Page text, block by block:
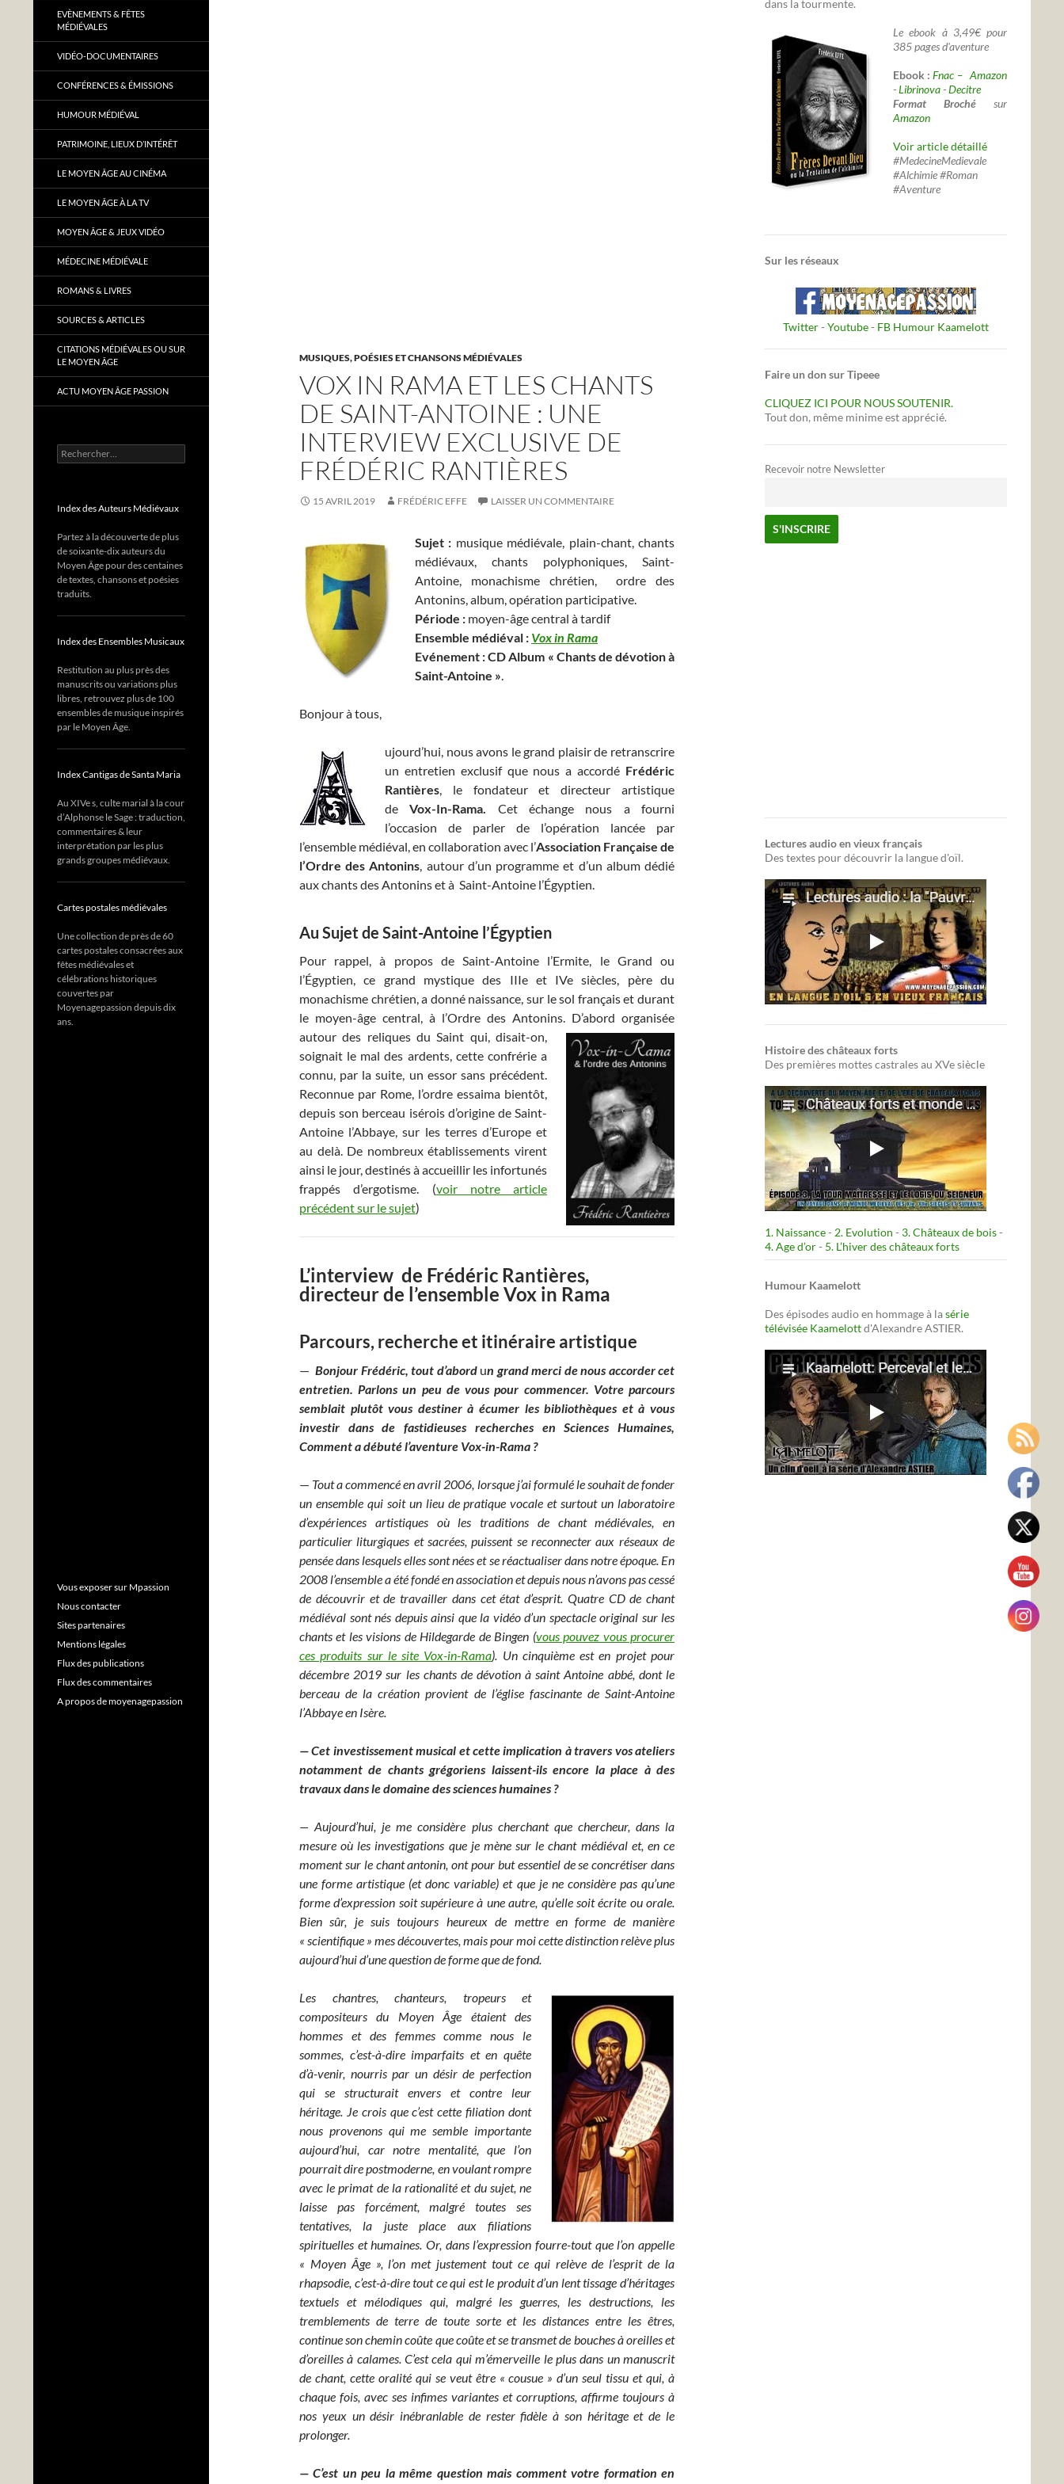
MUSIQUES, POÉSIES ET CHANSONS MÉDIÉVALES
VOX IN RAMA ET LES CHANTS
DE SAINT-ANTOINE : UNE
INTERVIEW EXCLUSIVE DE
FRÉDÉRIC RANTIÈRES
15 AVRIL 2019 FRÉDÉRIC EFFE LAISSER UN COMMENTAIRE
Sujet : musique médiévale, plain-chant, chants
médiévaux, chants polyphoniques, Saint-
Antoine, monachisme chrétien, ordre des
Antonins, album, opération participative.
Période : moyen-âge central à tardif
Ensemble médiéval : Vox in Rama
Evénement : CD Album « Chants de dévotion à
Saint-Antoine ».
Bonjour à tous,
ujourd’hui, nous avons le grand plaisir de retranscrire
un entretien exclusif que nous a accordé Frédéric
Rantières, le fondateur et directeur artistique
deVox-In-Rama. Cet échange nous a fourni
l’occasion de parler de l’opération lancée par
l’ensemble médiéval, en collaboration avec l’Association Française de
l’Ordre des Antonins, autour d’un programme et d’un album dédié
aux chants des Antonins et à Saint-Antoine l’Égyptien.
Au Sujet de Saint-Antoine l’Égyptien
Pour rappel, à propos de Saint-Antoine l’Ermite, le Grand ou
l’Égyptien, ce grand mystique des IIIe et IVe siècles, père du
monachisme chrétien, a donné naissance, sur le sol français et durant
le moyen-âge central, à l’Ordre des Antonins. D’abord organisée
autour des reliques du Saint qui, disait-on,
soignait le mal des ardents, cette confrérie a
connu, par la suite, un essor sans précédent.
Reconnue par Rome, l’ordre essaima bientôt,
depuis son berceau isérois d’origine de Saint-
Antoine l’Abbaye, sur les terres d’Europe et
au delà. De nombreux établissements virent
ainsi le jour, destinés à accueillir les infortunés
frappés d’ergotisme. (voir notre article
précédent sur le sujet)
L’interview de Frédéric Rantières,
directeur de l’ensemble Vox in Rama
Parcours, recherche et itinéraire artistique
— Bonjour Frédéric, tout d’abordun grand merci de nous accorder cet
entretien.Parlons un peu de vous pour commencer. Votre parcours
semblait plutôt vous destiner à écumer les bibliothèques et à vous
investir dans de fastidieuses recherches en Sciences Humaines,
Comment a débuté l’aventure Vox-in-Rama ?
— Tout a commencé en avril 2006, lorsque j’ai formulé le souhait de fonder
un ensemble qui soit un lieu de pratique vocale et surtout un laboratoire
d’expériences artistiques où les traditions de chant médiévales, en
particulier liturgiques et sacrées, puissent se reconnecter aux réseaux de
pensée dans lesquels elles sont nées et se réactualiser dans notre époque. En
2008 l’ensemble a été fondé en association et depuis nous n’avons pas cessé
de découvrir et de travailler dans cet état d’esprit. Quatre CD de chant
médiéval sont nés depuis ainsi que la vidéo d’un spectacle original sur les
chants et les visions de Hildegarde de Bingen (vous pouvez vous procurer
ces produits sur le site Vox-in-Rama). Un cinquième est en projet pour
décembre 2019 sur les chants de dévotion à saint Antoine abbé, dont le
berceau de la création provient de l’église fascinante de Saint-Antoine
l’Abbaye en Isère.
— Cet investissement musical et cette implication à travers vos ateliers
notamment de chants grégoriens laissent-ils encore la place à des
travaux dans le domaine des sciences humaines ?
— Aujourd’hui, je me considère plus cherchant que chercheur, dans la
mesure où les investigations que je mène sur le chant médiéval et, en ce
moment sur le chant antonin, ont pour but essentiel de se concrétiser dans
une forme artistique (et donc variable) et que je ne considère pas qu’une
forme d’expression soit supérieure à une autre, qu’elle soit écrite ou orale.
Bien sûr, je suis toujours heureux de mettre en forme de manière
« scientifique » mes découvertes, mais pour moi cette distinction relève plus
aujourd’hui d’une question de forme que de fond.
Les chantres, chanteurs, tropeurs et
compositeurs du Moyen Âge étaient des
hommes et des femmes comme nous le
sommes, c’est-à-dire imparfaits et en quête
d’à-venir, nourris par un désir de perfection
qui se structurait envers et contre leur
héritage. Je crois que c’est cette filiation dont
nous provenons qui me semble importante
aujourd’hui, car notre mentalité, que l’on
pourrait dire postmoderne, en voulant rompre
avec le primat de la rationalité et du sujet, ne
laisse pas forcément, malgré toutes ses
tentatives, la juste place aux filiations
spirituelles et humaines. Or, dans l’expression fourre-tout que l’on appelle
« Moyen Âge », l’on met justement tout ce qui relève de l’esprit de la
rhapsodie, c’est-à-dire tout ce qui est le produit d’un lent tissage d’héritages
textuels et mélodiques qui, malgré les guerres, les destructions, les
tremblements de terre de toute sorte et les distances entre les êtres,
continue son chemin coûte que coûte et se transmet de bouches à oreilles et
d’oreilles à calames. C’est cela qui m’émerveille le plus dans un manuscrit
de chant, cette oralité qui se veut être « cousue » d’un seul tissu et qui, à
chaque fois, avec ses infimes variantes et corruptions, affirme toujours à
nos yeux un désir inébranlable de rester fidèle à son héritage et de le
prolonger.
— C’est un peu la même question mais comment votre formation en
dans la tourmente.
Le ebook à 3,49€ pour
385 pages d'aventure
Ebook :Fnac – Amazon
-Librinova-Decitre
Format Broché sur
Amazon
Voir article détaillé
#MedecineMedievale
#Alchimie #Roman
#Aventure
Sur les réseaux
Twitter- Youtube- FB Humour Kaamelott
Faire un don sur Tipeee
CLIQUEZ ICI POUR NOUS SOUTENIR.
Tout don, même minime est apprécié.
Recevoir notre Newsletter
Lectures audio en vieux français
Des textes pour découvrir la langue d'oïl.
Histoire des châteaux forts
Des premières mottes castrales au XVe siècle
1. Naissance- 2. Evolution - 3. Châteaux de bois-
4. Age d’or- 5. L’hiver des châteaux forts
Humour Kaamelott
Des épisodes audio en hommage à lasérie
télévisée Kaamelottd'Alexandre ASTIER.
EVÈNEMENTS & FÊTES
MÉDIÉVALES
VIDÉO-DOCUMENTAIRES
CONFÉRENCES & ÉMISSIONS
HUMOUR MÉDIÉVAL
PATRIMOINE, LIEUX D’INTÉRÊT
LE MOYEN ÂGE AU CINÉMA
LE MOYEN ÂGE À LA TV
MOYEN ÂGE & JEUX VIDÉO
MÉDECINE MÉDIÉVALE
ROMANS & LIVRES
SOURCES & ARTICLES
CITATIONS MÉDIÉVALES OU SUR
LE MOYEN ÂGE
ACTU MOYEN ÂGE PASSION
Rechercher :
Index des Auteurs Médiévaux
Partez à la découverte de plus
de soixante-dix auteurs du
Moyen Âge pour des centaines
de textes, chansons et poésies
traduits.
Index des Ensembles Musicaux
Restitution au plus près des
manuscrits ou variations plus
libres, retrouvez plus de 100
ensembles de musique inspirés
par le Moyen Âge.
Index Cantigas de Santa Maria
Au XIVe s, culte marial à la cour
d’Alphonse le Sage : traduction,
commentaires & leur
interprétation par les plus
grands groupes médiévaux.
Cartes postales médiévales
Une collection de près de 60
cartes postales consacrées aux
fêtes médiévales et
célébrations historiques
couvertes par
Moyenagepassion depuis dix
ans.
Vous exposer sur Mpassion
Nous contacter
Sites partenaires
Mentions légales
Flux des publications
Flux des commentaires
A propos de moyenagepassion